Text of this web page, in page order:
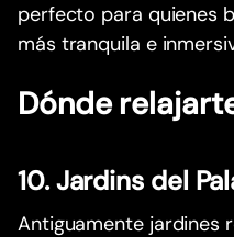
perfecto para quienes
más tranquila e
Dónde
10. Jardins del
Antiguamente jardines